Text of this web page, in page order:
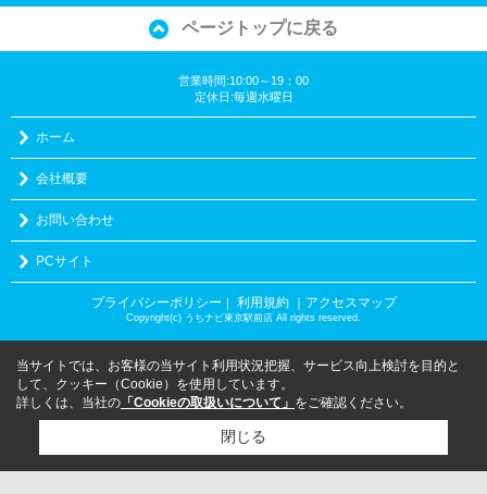
ページトップに戻る
営業時間:10:00～19：00
定休日:毎週水曜日
ホーム
会社概要
お問い合わせ
PCサイト
プライバシーポリシー ｜ 利用規約 ｜アクセスマップ
Copyright(c) うちナビ東京駅前店 All rights reserved.
当サイトでは、お客様の当サイト利用状況把握、サービス向上検討を目的と
して、クッキー（Cookie）を使用しています。
詳しくは、当社の 「Cookieの取扱いについて」 をご確認ください。
閉じる